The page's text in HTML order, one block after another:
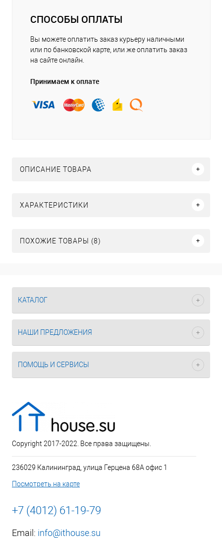
СПОСОБЫ ОПЛАТЫ
Вы можете оплатить заказ курьеру наличными
или по банковской карте, или же оплатить заказ
на сайте онлайн.
Принимаем к оплате
ОПИСАНИЕ ТОВАРА
ХАРАКТЕРИСТИКИ
ПОХОЖИЕ ТОВАРЫ (8)
КАТАЛОГ
НАШИ ПРЕДЛОЖЕНИЯ
ПОМОЩЬ И СЕРВИСЫ
Copyright 2017-2022. Все права защищены.
236029 Калининград, улица Герцена 68А офис 1
Посмотреть на карте
+7 (4012) 61-19-79
Email: info@ithouse.su